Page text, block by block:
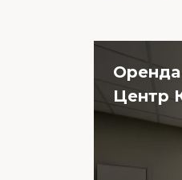
Оренда
Центр